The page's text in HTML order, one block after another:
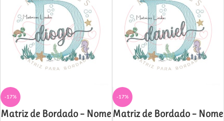
-17%
Matriz de Bordado – Nome
-17%
Matriz de Bordado – Nome